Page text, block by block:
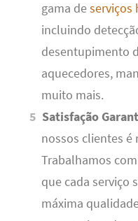
gama deserviços
incluindo
desentupimento
aquecedores,
muito mais.
Satisfação
nossos clientes é
Trabalhamos
que cada serviço
máxima